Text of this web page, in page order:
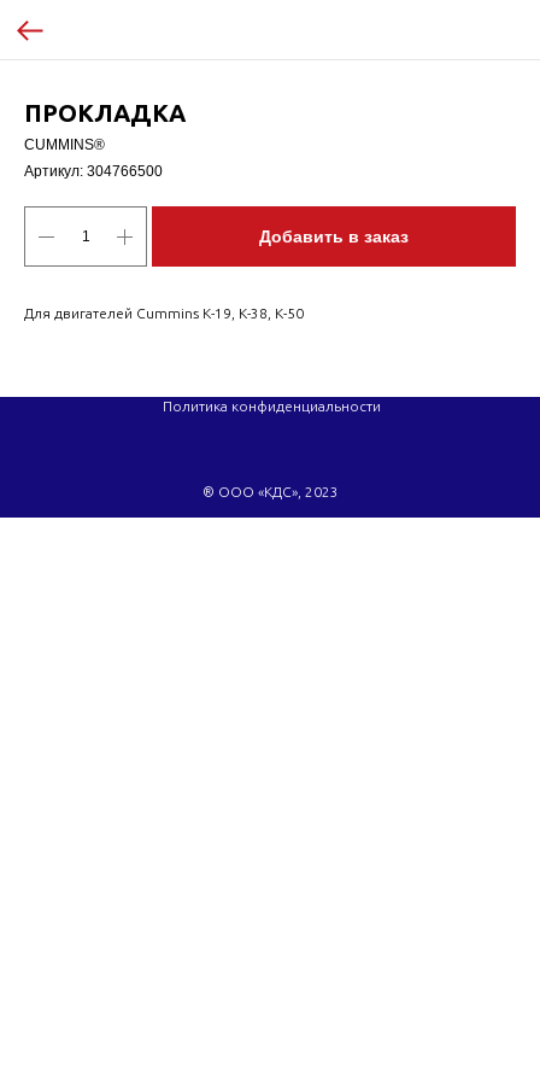
ПРОКЛАДКА
CUMMINS®
Артикул: 304766500
Добавить в заказ
Для двигателей Cummins K-19, K-38, K-50
® ООО «КДС», 2023
Политика конфиденциальности